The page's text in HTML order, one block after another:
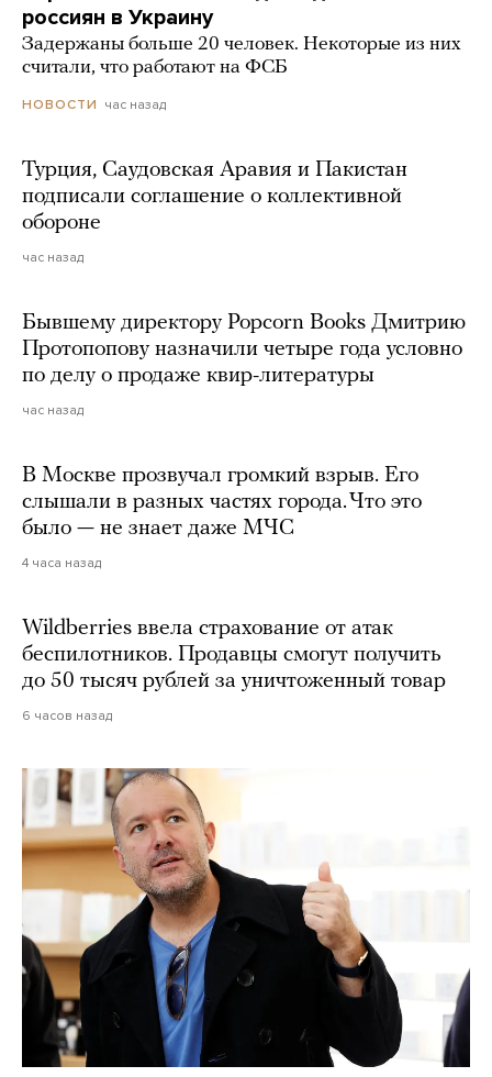
россиян в Украину
Задержаны больше 20 человек. Некоторые из них
считали, что работают на ФСБ
НОВОСТИ час назад
Турция, Саудовская Аравия и Пакистан
подписали соглашение о коллективной
обороне
час назад
Бывшему директору Popcorn Books Дмитрию
Протопопову назначили четыре года условно
по делу о продаже квир-литературы
час назад
В Москве прозвучал громкий взрыв. Его
слышали в разных частях города. Что это
было — не знает даже МЧС
4 часа назад
Wildberries ввела страхование от атак
беспилотников. Продавцы смогут получить
до 50 тысяч рублей за уничтоженный товар
6 часов назад